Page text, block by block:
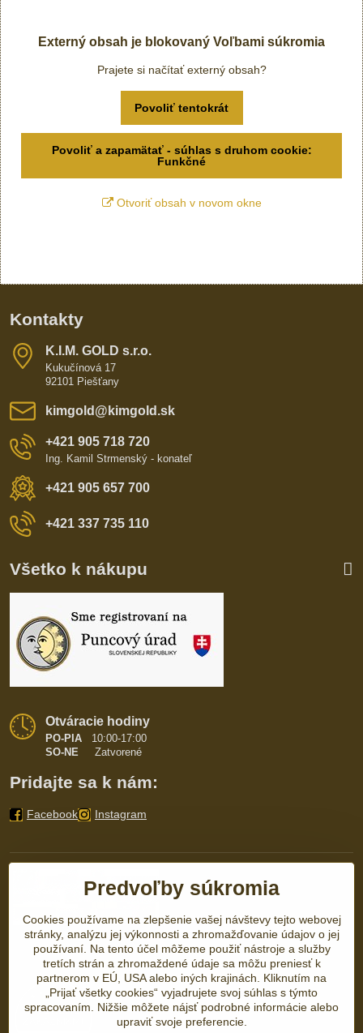
Externý obsah je blokovaný Voľbami súkromia
Prajete si načítať externý obsah?
Povoliť tentokrát
Povoliť a zapamätať - súhlas s druhom cookie:
Funkčné
Otvoriť obsah v novom okne
Kontakty
K​​.I​​.M​​. GOLD s​​.r​​.o​​.
Kukučínová 17
92101 Piešťany
kimgold​@kimgold​.sk
+421 905 718 720
Ing. Kamil Strmenský - konateľ
+421 905 657 700
+421 337 735 110
Všetko k nákupu
Otváracie hodiny
PO-PIA
10:00-17:00
SO-NE Zatvorené
Pridajte sa k nám:
Facebook Instagram
Predvoľby súkromia
Cookies používame na zlepšenie vašej návštevy tejto webovej
stránky, analýzu jej výkonnosti a zhromažďovanie údajov o jej
používaní. Na tento účel môžeme použiť nástroje a služby
tretích strán a zhromaždené údaje sa môžu preniesť k
partnerom v EÚ, USA alebo iných krajinách. Kliknutím na
„Prijať všetky cookies“ vyjadrujete svoj súhlas s týmto
spracovaním. Nižšie môžete nájsť podrobné informácie alebo
upraviť svoje preferencie.